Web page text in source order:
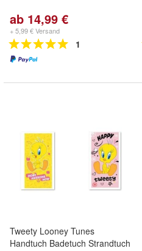
ab 14,99 €
+ 5,99 € Versand
1
Tweety Looney Tunes
Handtuch Badetuch Strandtuch